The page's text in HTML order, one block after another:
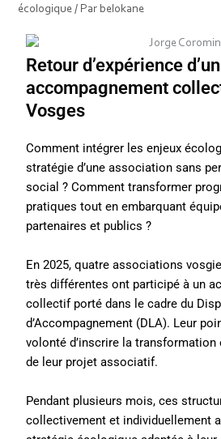
écologique / Par belokane
Retour d’expérience d’un
accompagnement
Vosges
Comment intégrer les enjeux
stratégie d’une association sans
social ? Comment transformer
pratiques tout en embarquant
partenaires et publics ?
En 2025, quatre associations
très différentes ont participé à un
collectif porté dans le cadre du
d’Accompagnement (DLA). Leur
volonté d’inscrire la
de leur projet associatif.
Pendant plusieurs mois, ces
collectivement et individuellement